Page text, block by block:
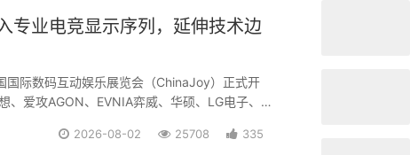
业电竞显示序列，延伸技术边
际数码互动娱乐展览会（ChinaJoy）正式开
、爱攻AGON、EVNIA弈威、华硕、LG电子、
2026-08-02 25708 335